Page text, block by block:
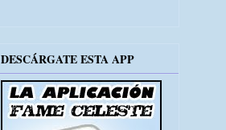
DESCÁRGATE ESTA APP